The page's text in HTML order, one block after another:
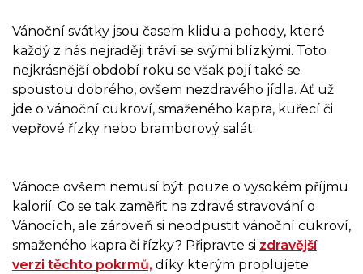
Vánoční svátky jsou časem klidu a pohody, které
každý z nás nejraději tráví se svými blízkými. Toto
nejkrásnější období roku se však pojí také se
spoustou dobrého, ovšem nezdravého jídla. Ať už
jde o vánoční cukroví, smaženého kapra, kuřecí či
vepřové řízky nebo bramborový salát.
Vánoce ovšem nemusí být pouze o vysokém příjmu
kalorií. Co se tak zaměřit na zdravé stravování o
Vánocích, ale zároveň si neodpustit vánoční cukroví,
smaženého kapra či řízky? Připravte si zdravější
verzi těchto pokrmů, díky kterým proplujete